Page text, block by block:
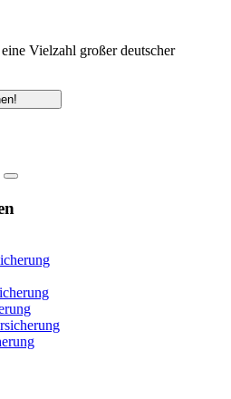
Vielzahl großer deutscher